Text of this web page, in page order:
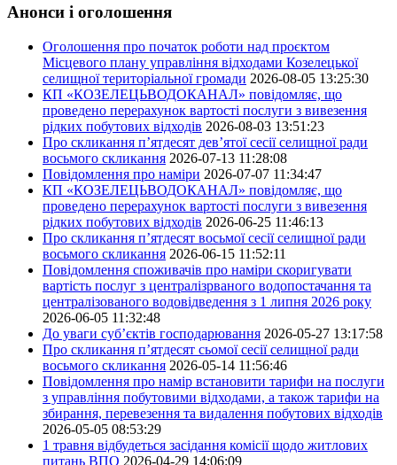
Анонси і оголошення
Оголошення про початок роботи над проєктом
Місцевого плану управління відходами Козелецької
селищної територіальної громади 2026-08-05 13:25:30
КП «КОЗЕЛЕЦЬВОДОКАНАЛ» повідомляє, що
проведено перерахунок вартості послуги з вивезення
рідких побутових відходів 2026-08-03 13:51:23
Про скликання п’ятдесят дев’ятої сесії селищної ради
восьмого скликання 2026-07-13 11:28:08
Повідомлення про наміри 2026-07-07 11:34:47
КП «КОЗЕЛЕЦЬВОДОКАНАЛ» повідомляє, що
проведено перерахунок вартості послуги з вивезення
рідких побутових відходів 2026-06-25 11:46:13
Про скликання п’ятдесят восьмої сесії селищної ради
восьмого скликання 2026-06-15 11:52:11
Повідомлення споживачів про наміри скоригувати
вартість послуг з централізрваного водопостачання та
централізованого водовідведення з 1 липня 2026 року
2026-06-05 11:32:48
До уваги суб’єктів господарювання 2026-05-27 13:17:58
Про скликання п’ятдесят сьомої сесії селищної ради
восьмого скликання 2026-05-14 11:56:46
Повідомлення про намір встановити тарифи на послуги
з управління побутовими відходами, а також тарифи на
збирання, перевезення та видалення побутових відходів
2026-05-05 08:53:29
1 травня відбудеться засідання комісії щодо житлових
питань ВПО 2026-04-29 14:06:09